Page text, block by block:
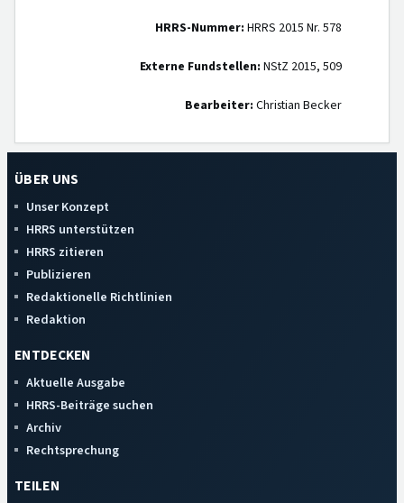
HRRS-Nummer: HRRS 2015 Nr. 578
Externe Fundstellen: NStZ 2015, 509
Bearbeiter: Christian Becker
ÜBER UNS
Unser Konzept
HRRS unterstützen
HRRS zitieren
Publizieren
Redaktionelle Richtlinien
Redaktion
ENTDECKEN
Aktuelle Ausgabe
HRRS-Beiträge suchen
Archiv
Rechtsprechung
TEILEN